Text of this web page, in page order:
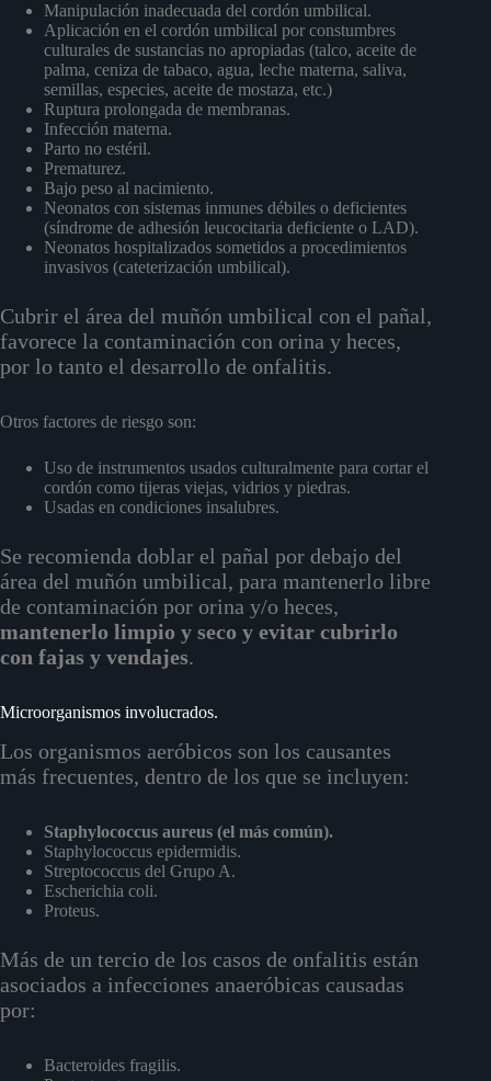
Manipulación inadecuada del cordón umbilical.
Aplicación en el cordón umbilical por constumbres
culturales de sustancias no apropiadas (talco, aceite de
palma, ceniza de tabaco, agua, leche materna, saliva,
semillas, especies, aceite de mostaza, etc.)
Ruptura prolongada de membranas.
Infección materna.
Parto no estéril.
Prematurez.
Bajo peso al nacimiento.
Neonatos con sistemas inmunes débiles o deficientes
(síndrome de adhesión leucocitaria deficiente o LAD).
Neonatos hospitalizados sometidos a procedimientos
invasivos (cateterización umbilical).
Cubrir el área del muñón umbilical con el pañal,
favorece la contaminación con orina y heces,
por lo tanto el desarrollo de onfalitis.
Otros factores de riesgo son:
Uso de instrumentos usados culturalmente para cortar el
cordón como tijeras viejas, vidrios y piedras.
Usadas en condiciones insalubres.
Se recomienda doblar el pañal por debajo del
área del muñón umbilical, para mantenerlo libre
de contaminación por orina y/o heces,
mantenerlo limpio y seco y evitar cubrirlo
con fajas y vendajes.
Microorganismos involucrados.
Los organismos aeróbicos son los causantes
más frecuentes, dentro de los que se incluyen:
Staphylococcus aureus (el más común).
Staphylococcus epidermidis.
Streptococcus del Grupo A.
Escherichia coli.
Proteus.
Más de un tercio de los casos de onfalitis están
asociados a infecciones anaeróbicas causadas
por:
Bacteroides fragilis.